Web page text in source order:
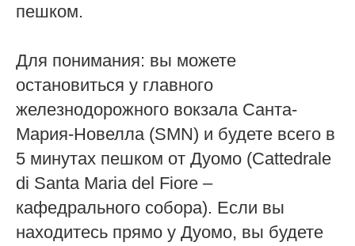
пешком.
Для понимания: вы можете
остановиться у главного
железнодорожного вокзала Санта-
Мария-Новелла (SMN) и будете всего в
5 минутах пешком от Дуомо (Cattedrale
di Santa Maria del Fiore –
кафедрального собора). Если вы
находитесь прямо у Дуомо, вы будете